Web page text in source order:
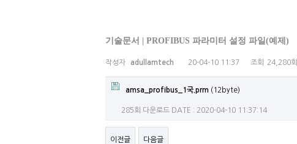
기술문서 | PROFIBUS 파라미터 설정 파일(예제)
작성자 adullamtech 20-04-10 11:37 조회 24,280회
amsa_profibus_1국.prm (12byte)
285회 다운로드 DATE : 2020-04-10 11:37:14
이전글 다음글